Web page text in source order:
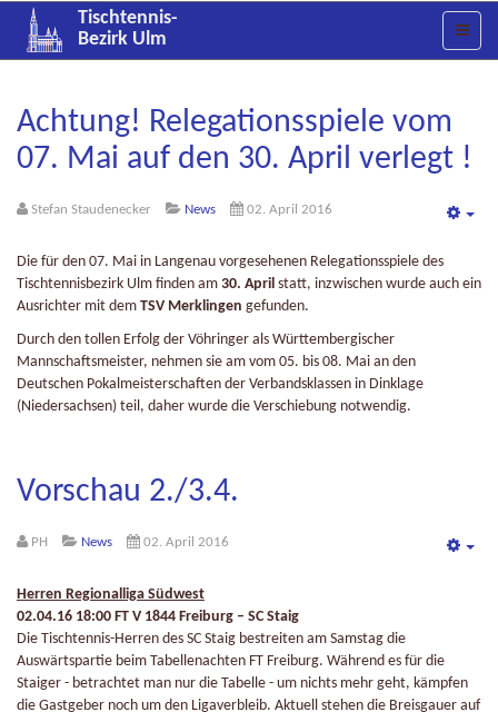
Tischtennis-
Bezirk Ulm
Achtung! Relegationsspiele vom
07. Mai auf den 30. April verlegt !
Stefan Staudenecker News 02. April 2016
Die für den 07. Mai in Langenau vorgesehenen Relegationsspiele des
Tischtennisbezirk Ulm finden am 30. April statt, inzwischen wurde auch ein
Ausrichter mit dem TSV Merklingen gefunden.
Durch den tollen Erfolg der Vöhringer als Württembergischer
Mannschaftsmeister, nehmen sie am vom 05. bis 08. Mai an den
Deutschen Pokalmeisterschaften der Verbandsklassen in Dinklage
(Niedersachsen) teil, daher wurde die Verschiebung notwendig.
Vorschau 2./3.4.
PH News 02. April 2016
Herren Regionalliga Südwest
02.04.16 18:00 FT V 1844 Freiburg – SC Staig
Die Tischtennis-Herren des SC Staig bestreiten am Samstag die
Auswärtspartie beim Tabellenachten FT Freiburg. Während es für die
Staiger - betrachtet man nur die Tabelle - um nichts mehr geht, kämpfen
die Gastgeber noch um den Ligaverbleib. Aktuell stehen die Breisgauer auf